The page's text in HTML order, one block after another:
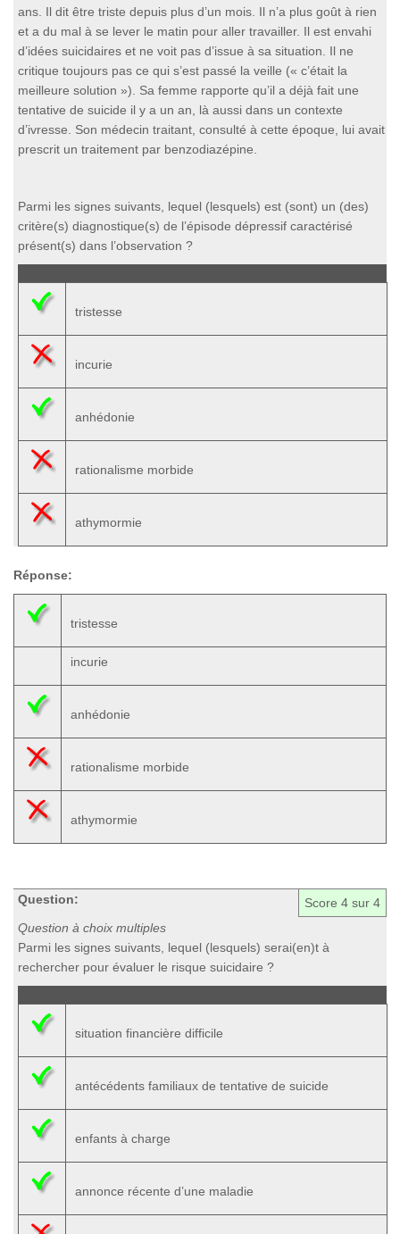
ans. Il dit être triste depuis plus d’un mois. Il n’a plus goût à rien
et a du mal à se lever le matin pour aller travailler. Il est envahi
d’idées suicidaires et ne voit pas d’issue à sa situation. Il ne
critique toujours pas ce qui s’est passé la veille (« c’était la
meilleure solution »). Sa femme rapporte qu’il a déjà fait une
tentative de suicide il y a un an, là aussi dans un contexte
d’ivresse. Son médecin traitant, consulté à cette époque, lui avait
prescrit un traitement par benzodiazépine.
Parmi les signes suivants, lequel (lesquels) est (sont) un (des)
critère(s) diagnostique(s) de l’épisode dépressif caractérisé
présent(s) dans l’observation ?
tristesse
incurie
anhédonie
rationalisme morbide
athymormie
Réponse:
tristesse
incurie
anhédonie
rationalisme morbide
athymormie
Score 4 sur 4
Question:
Question à choix multiples
Parmi les signes suivants, lequel (lesquels) serai(en)t à
rechercher pour évaluer le risque suicidaire ?
situation financière difficile
antécédents familiaux de tentative de suicide
enfants à charge
annonce récente d’une maladie